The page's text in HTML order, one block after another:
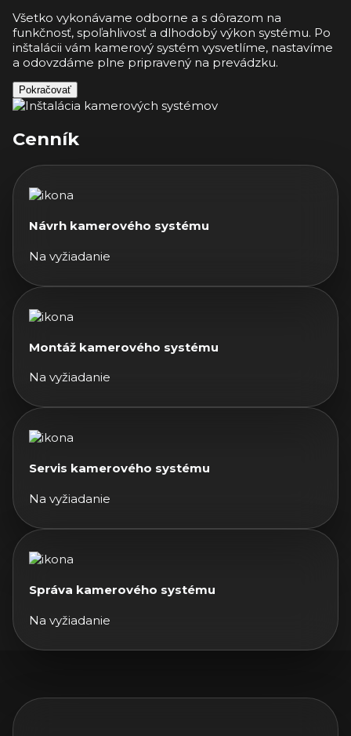
Všetko vykonávame odborne a s dôrazom na
funkčnosť, spoľahlivosť a dlhodobý výkon systému. Po
inštalácii vám kamerový systém vysvetlíme, nastavíme
a odovzdáme plne pripravený na prevádzku.
Pokračovať
Cenník
Návrh kamerového systému
Na vyžiadanie
Montáž kamerového systému
Na vyžiadanie
Servis kamerového systému
Na vyžiadanie
Správa kamerového systému
Na vyžiadanie